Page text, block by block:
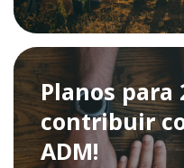
Planos para
contribuir
ADM!